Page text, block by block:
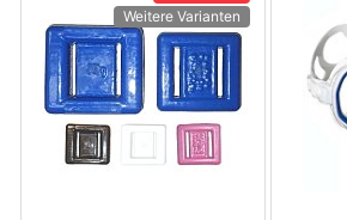
Weitere Varianten